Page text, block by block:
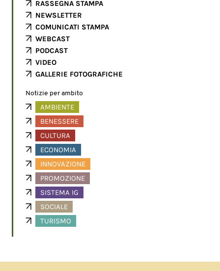
RASSEGNA STAMPA
NEWSLETTER
COMUNICATI STAMPA
WEBCAST
PODCAST
VIDEO
GALLERIE FOTOGRAFICHE
Notizie per ambito
AMBIENTE
BENESSERE
CULTURA
ECONOMIA
INNOVAZIONE
PROMOZIONE
SISTEMA IG
SOCIALE
TURISMO